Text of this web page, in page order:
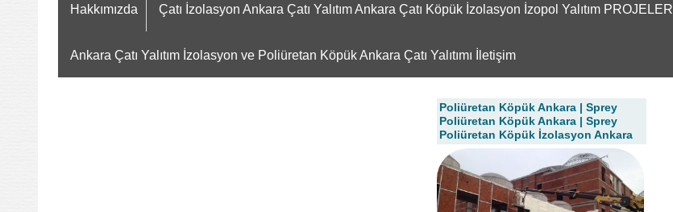
Hakkımızda Çatı İzolasyon Ankara Çatı Yalıtım Ankara Çatı Köpük İzolasyon İzopol Yalıtım PROJELER
Ankara Çatı Yalıtım İzolasyon ve Poliüretan Köpük Ankara Çatı Yalıtımı İletişim
Poliüretan Köpük Ankara | Sprey
Poliüretan Köpük Ankara | Sprey
Poliüretan Köpük İzolasyon Ankara